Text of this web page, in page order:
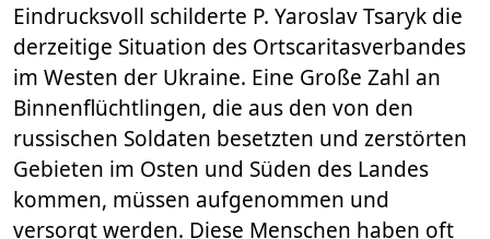
Eindrucksvoll schilderte P. Yaroslav Tsaryk die
derzeitige Situation des Ortscaritasverbandes
im Westen der Ukraine. Eine Große Zahl an
Binnenflüchtlingen, die aus den von den
russischen Soldaten besetzten und zerstörten
Gebieten im Osten und Süden des Landes
kommen, müssen aufgenommen und
versorgt werden. Diese Menschen haben oft